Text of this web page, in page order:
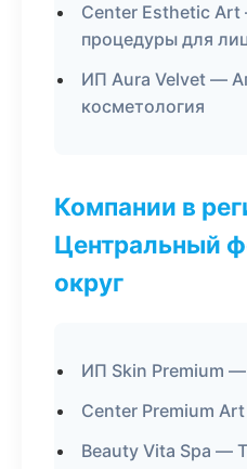
Center Esthetic
процедуры для
ИП Aura Velvet —
косметология
Компании в
Центральный
округ
ИП Skin Premium —
Center Premium
Beauty Vita Spa —